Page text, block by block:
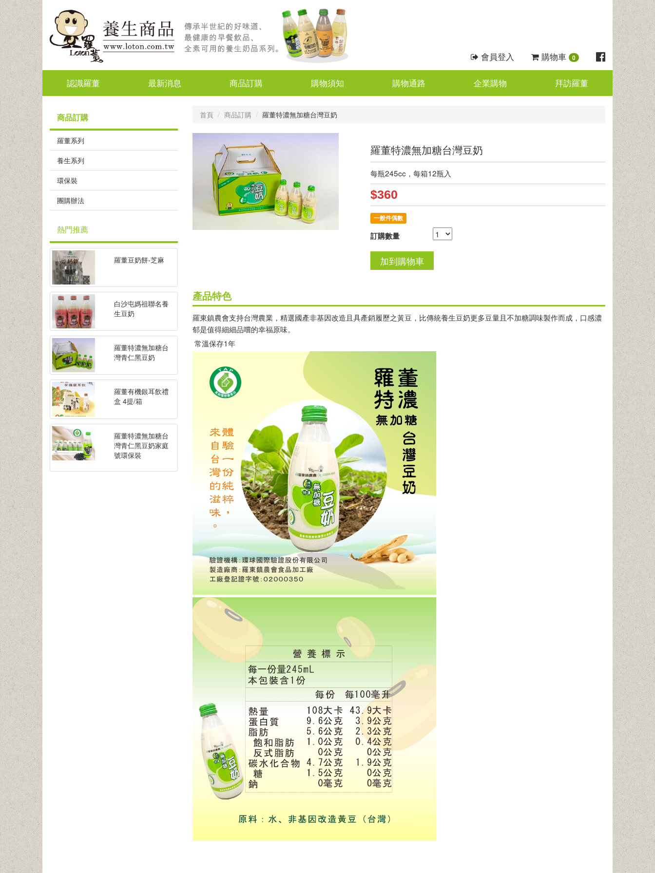
會員登入 購物車 0
認識羅董 最新消息 商品訂購 購物須知 購物通路 企業購物 拜訪羅董
商品訂購
羅董系列
養生系列
環保裝
團購辦法
熱門推薦
羅董豆奶餅-芝麻
白沙屯媽祖聯名養
生豆奶
羅董特濃無加糖台
灣青仁黑豆奶
羅董有機銀耳飲禮
盒 4提/箱
羅董特濃無加糖台
灣青仁黑豆奶家庭
號環保裝
首頁 商品訂購 羅董特濃無加糖台灣豆奶
羅董特濃無加糖台灣豆奶
每瓶245cc，每箱12瓶入
$360
一般件偶數
訂購數量
產品特色
羅東鎮農會支持台灣農業，精選國產非基因改造且具產銷履歷之黃豆，比傳統養生豆奶更多豆量且不加糖調味製作而成，口感濃
郁是值得細細品嚐的幸福原味。
常溫保存1年